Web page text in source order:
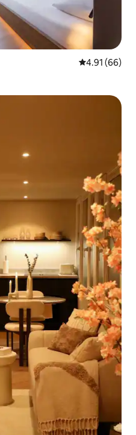
平均评分
4.91 (66)